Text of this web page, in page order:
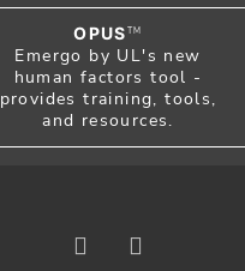
OPUS TM
Emergo by UL's new
human factors tool -
provides training, tools,
and resources.